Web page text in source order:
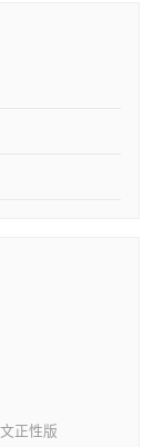
正性版